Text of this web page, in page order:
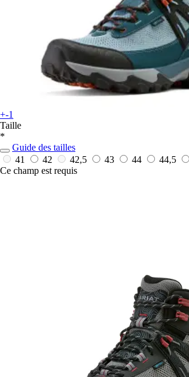
+-1
Taille
*
Guide des tailles
41
42 42,5 43 44 44,5
Ce champ est requis